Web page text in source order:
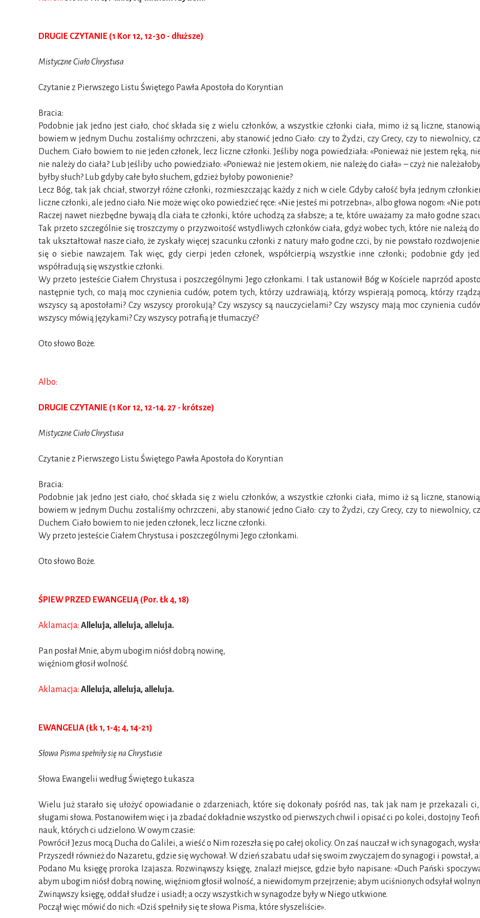
DRUGIE CZYTANIE (1 Kor 12, 12-30 - dłuższe)
Mistyczne Ciało Chrystusa
Czytanie z Pierwszego Listu Świętego Pawła Apostoła do Koryntian
Bracia:
Podobnie jak jedno jest ciało, choć składa się z wielu członków, a wszystkie członki ciała, mimo iż są liczne,
bowiem w jednym Duchu zostaliśmy ochrzczeni, aby stanowić jedno Ciało: czy to Żydzi, czy Grecy, czy to niewolnicy,
Duchem. Ciało bowiem to nie jeden członek, lecz liczne członki. Jeśliby noga powiedziała: «Ponieważ nie jestem ręką,
nie należy do ciała? Lub jeśliby ucho powiedziało: «Ponieważ nie jestem okiem, nie należę do ciała» – czyż nie
byłby słuch? Lub gdyby całe było słuchem, gdzież byłoby powonienie?
Lecz Bóg, tak jak chciał, stworzył różne członki, rozmieszczając każdy z nich w ciele. Gdyby całość była jednym
liczne członki, ale jedno ciało. Nie może więc oko powiedzieć ręce: «Nie jesteś mi potrzebna», albo głowa nogom: «Nie
Raczej nawet niezbędne bywają dla ciała te członki, które uchodzą za słabsze; a te, które uważamy za mało godne
Tak przeto szczególnie się troszczymy o przyzwoitość wstydliwych członków ciała, gdyż wobec tych, które nie należą
tak ukształtował nasze ciało, że zyskały więcej szacunku członki z natury mało godne czci, by nie powstało
się o siebie nawzajem. Tak więc, gdy cierpi jeden członek, współcierpią wszystkie inne członki; podobnie gdy
współradują się wszystkie członki.
Wy przeto jesteście Ciałem Chrystusa i poszczególnymi Jego członkami. I tak ustanowił Bóg w Kościele naprzód
następnie tych, co mają moc czynienia cudów, potem tych, którzy uzdrawiają, którzy wspierają pomocą, którzy
wszyscy są apostołami? Czy wszyscy prorokują? Czy wszyscy są nauczycielami? Czy wszyscy mają moc czynienia
wszyscy mówią językami? Czy wszyscy potrafią je tłumaczyć?
Oto słowo Boże.
Albo:
DRUGIE CZYTANIE (1 Kor 12, 12-14. 27 - krótsze)
Mistyczne Ciało Chrystusa
Czytanie z Pierwszego Listu Świętego Pawła Apostoła do Koryntian
Bracia:
Podobnie jak jedno jest ciało, choć składa się z wielu członków, a wszystkie członki ciała, mimo iż są liczne,
bowiem w jednym Duchu zostaliśmy ochrzczeni, aby stanowić jedno Ciało: czy to Żydzi, czy Grecy, czy to niewolnicy,
Duchem. Ciało bowiem to nie jeden członek, lecz liczne członki.
Wy przeto jesteście Ciałem Chrystusa i poszczególnymi Jego członkami.
Oto słowo Boże.
ŚPIEW PRZED EWANGELIĄ (Por. Łk 4, 18)
Aklamacja: Alleluja, alleluja, alleluja.
Pan posłał Mnie, abym ubogim niósł dobrą nowinę,
więźniom głosił wolność.
Aklamacja: Alleluja, alleluja, alleluja.
EWANGELIA (Łk 1, 1-4; 4, 14-21)
Słowa Pisma spełniły się na Chrystusie
Słowa Ewangelii według Świętego Łukasza
Wielu już starało się ułożyć opowiadanie o zdarzeniach, które się dokonały pośród nas, tak jak nam je przekazali
sługami słowa. Postanowiłem więc i ja zbadać dokładnie wszystko od pierwszych chwil i opisać ci po kolei, dostojny
nauk, których ci udzielono. W owym czasie:
Powrócił Jezus mocą Ducha do Galilei, a wieść o Nim rozeszła się po całej okolicy. On zaś nauczał w ich synagogach,
Przyszedł również do Nazaretu, gdzie się wychował. W dzień szabatu udał się swoim zwyczajem do synagogi i powstał,
Podano Mu księgę proroka Izajasza. Rozwinąwszy księgę, znalazł miejsce, gdzie było napisane: «Duch Pański
abym ubogim niósł dobrą nowinę, więźniom głosił wolność, a niewidomym przejrzenie; abym uciśnionych odsyłał
Zwinąwszy księgę, oddał słudze i usiadł; a oczy wszystkich w synagodze były w Niego utkwione.
Począł więc mówić do nich: «Dziś spełniły się te słowa Pisma, które słyszeliście».